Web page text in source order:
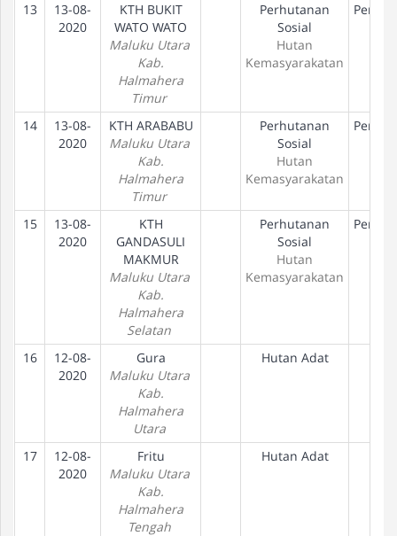
13
13-08-
2020
KTH BUKIT
WATO WATO
Maluku Utara
Kab.
Halmahera
Timur
Perhutanan
Sosial
Hutan
Kemasyarakatan
14
13-08-
2020
KTH ARABABU
Maluku Utara
Kab.
Halmahera
Timur
Perhutanan
Sosial
Hutan
Kemasyarakatan
15
13-08-
2020
KTH
GANDASULI
MAKMUR
Maluku Utara
Kab.
Halmahera
Selatan
Perhutanan
Sosial
Hutan
Kemasyarakatan
16
12-08-
2020
Gura
Maluku Utara
Kab.
Halmahera
Utara
Hutan Adat
17
12-08-
2020
Fritu
Maluku Utara
Kab.
Halmahera
Tengah
Hutan Adat